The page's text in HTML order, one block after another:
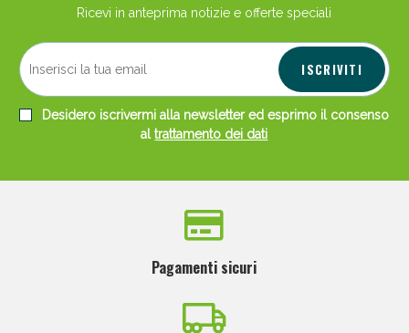
Ricevi in anteprima notizie e offerte speciali
ISCRIVITI
Desidero iscrivermi alla newsletter ed esprimo il consenso
altrattamento dei dati
Pagamenti sicuri